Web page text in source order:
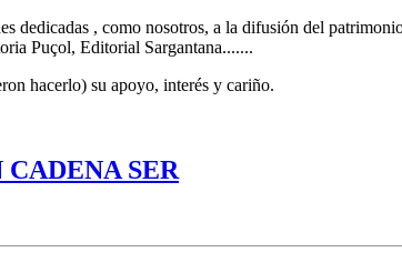
dedicadas , como nosotros, a la difusión del
Puçol, Editorial Sargantana.......
hacerlo) su apoyo, interés y cariño.
SER